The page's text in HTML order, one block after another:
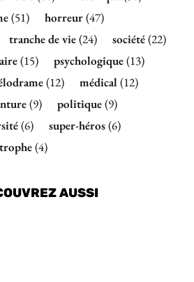
(51) horreur(47)
tranche de vie(24) société(22)
(15) psychologique(13)
(12) médical(12)
(9) politique(9)
(6) super-héros(6)
(4)
AUSSI